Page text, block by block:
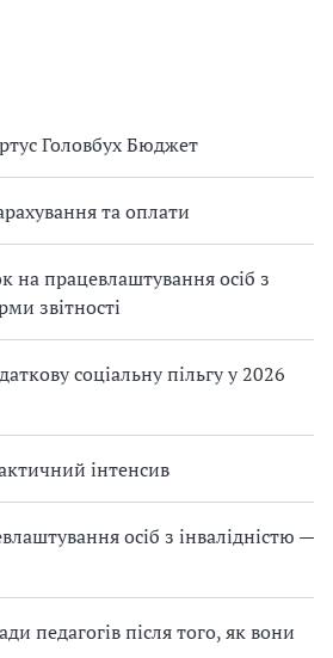
Головбух Бюджет
та оплати
на працевлаштування осіб з
звітності
соціальну пільгу у 2026
інтенсив
осіб з інвалідністю —
педагогів після того, як вони